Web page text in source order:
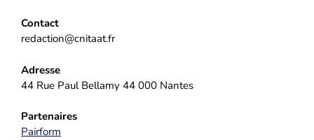
Contact
redaction@cnitaat.fr
Adresse
44 Rue Paul Bellamy 44 000 Nantes
Partenaires
Pairform